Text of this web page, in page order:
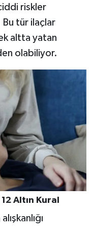
riskler
tür ilaçlar
altta yatan
olabiliyor.
Altın Kural